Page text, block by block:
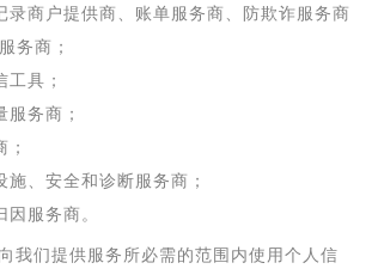
录商户提供商、账单服务商、防欺诈服务商
务商；
具；
务商；
、安全和诊断服务商；
服务商。
我们提供服务所必需的范围内使用个人信